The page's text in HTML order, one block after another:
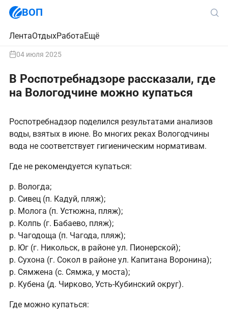
ВОП
ЛентаОтдыхРаботаЕщё
04 июля 2025
В Роспотребнадзоре рассказали, где
на Вологодчине можно купаться
Роспотребнадзор поделился результатами анализов
воды, взятых в июне. Во многих реках Вологодчины
вода не соответствует гигиеническим нормативам.
Где не рекомендуется купаться:
р. Вологда;
р. Сивец (п. Кадуй, пляж);
р. Молога (п. Устюжна, пляж);
р. Колпь (г. Бабаево, пляж);
р. Чагодоща (п. Чагода, пляж);
р. Юг (г. Никольск, в районе ул. Пионерской);
р. Сухона (г. Сокол в районе ул. Капитана Воронина);
р. Сямжена (с. Сямжа, у моста);
р. Кубена (д. Чирково, Усть-Кубинский округ).
Где можно купаться: